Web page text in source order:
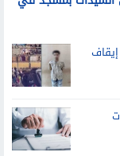
بمسجد في